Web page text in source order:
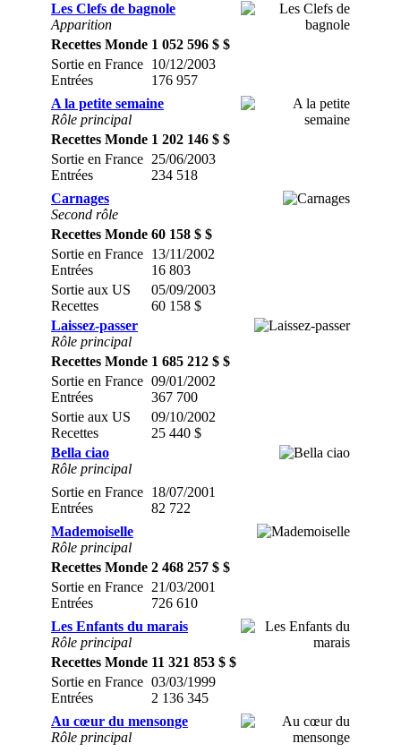
Les Clefs de bagnole
Apparition
Recettes Monde 1 052 596 $ $
Sortie en France
Entrées
10/12/2003
176 957
A la petite semaine
Rôle principal
Recettes Monde 1 202 146 $ $
Sortie en France
Entrées
25/06/2003
234 518
Carnages
Second rôle
Recettes Monde 60 158 $ $
Sortie en France
Entrées
13/11/2002
16 803
Sortie aux US
Recettes
05/09/2003
60 158 $
Laissez-passer
Rôle principal
Recettes Monde 1 685 212 $ $
Sortie en France
Entrées
09/01/2002
367 700
Sortie aux US
Recettes
09/10/2002
25 440 $
Bella ciao
Rôle principal
Sortie en France
Entrées
18/07/2001
82 722
Mademoiselle
Rôle principal
Recettes Monde 2 468 257 $ $
Sortie en France
Entrées
21/03/2001
726 610
Les Enfants du marais
Rôle principal
Recettes Monde 11 321 853 $ $
Sortie en France
Entrées
03/03/1999
2 136 345
Au cœur du mensonge
Rôle principal